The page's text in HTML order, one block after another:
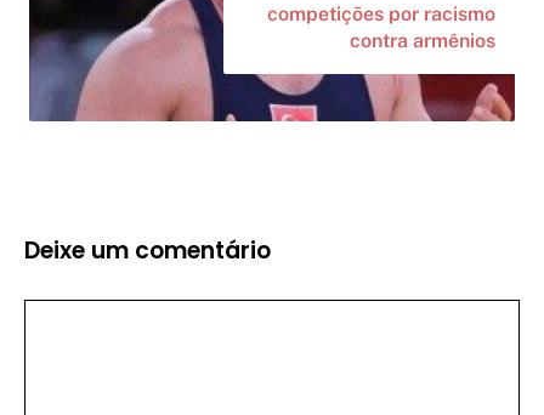
competições por racismo
contra armênios
Deixe um comentário